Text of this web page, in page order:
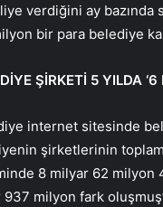
verdiğini ay
bir para belediye
ŞİRKETİ 5 YILDA
internet sitesinde
şirketlerinin
8 milyar 62 milyon
937 milyon fark